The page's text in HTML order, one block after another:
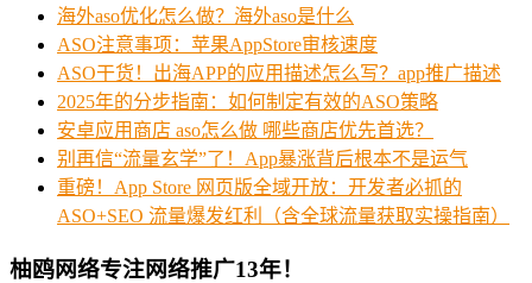
海外aso优化怎么做？海外aso是什么
ASO注意事项：苹果AppStore审核速度
ASO干货！出海APP的应用描述怎么写？app推广描述
2025年的分步指南：如何制定有效的ASO策略
安卓应用商店 aso怎么做 哪些商店优先首选？
别再信“流量玄学”了！App暴涨背后根本不是运气
重磅！App Store 网页版全域开放：开发者必抓的
ASO+SEO 流量爆发红利（含全球流量获取实操指南）
柚鸥网络专注网络推广13年！